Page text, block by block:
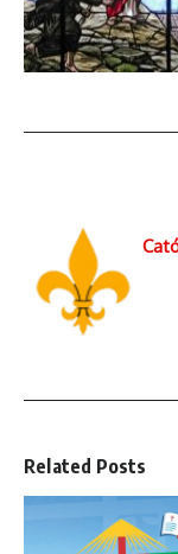
Related Posts